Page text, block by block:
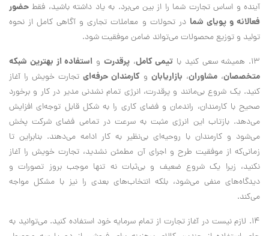
آينده و اساس تجارت شما را از بين مي‌برد. به ياد داشته باشيد، فقط حضور
فعالانه و پوياي شما در تحولات و معاملات تجاري و آگاهي كامل از نحوه
توليد و توزيع محصولات مي‌تواند ضامن موفقيت شود.
13. هميشه سعي كنيد با
تيمي كامل،پرقدرت و استفاده از بهترين شبكه
متخصصان، مشاوران، بازاريابان و كارمندان حرفه‌اي تجارت خويش را آغاز
كنيد. يك شروع بي‌مانند و پرقدرت، انرژي تمام نشدني مدير در كار و برخورد
صحيح با كارمندان، راندمان و فضاي كاري را به شكل قابل توجه‌اي افزايش
مي‌‌دهد. بازتاب اين انرژي مثبت به سرعت در تمامي فضاي شركت پخش
مي‌شود و كارمندان با روحيه‌اي بي‌نظير به كار ادامه مي‌دهند. بنابراين تا
زماني‌كه از موفقيت طرح و اجراي آن مطمئن نشديد، تجارت خويش را آغاز
نكنيد، زيرا يك شروع ضعيف و بي‌ثبات نه تنها موجب بروز تصورات و
ديدگاه‌هاي منفي مي‌شود، بلكه انتخاب‌هاي بعدي را نيز با مشكل مواجه
مي‌كند.
14. لازم نيست در آغاز تجارت از تمام سرمايه خود استفاده كنيد. مي‌توانيد به